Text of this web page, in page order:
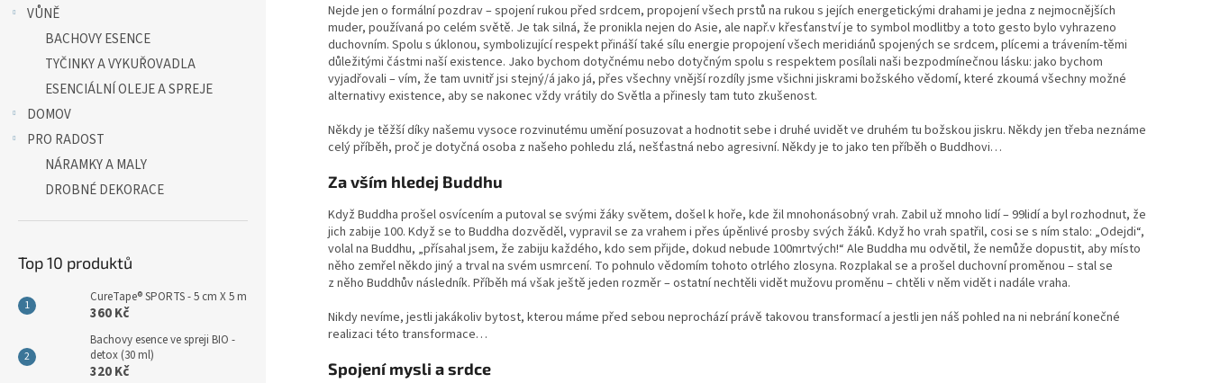
VŮNĚ
BACHOVY ESENCE
TYČINKY A VYKUŘOVADLA
ESENCIÁLNÍ OLEJE A SPREJE
DOMOV
PRO RADOST
NÁRAMKY A MALY
DROBNÉ DEKORACE
Top 10 produktů
CureTape® SPORTS - 5 cm X 5 m
360 Kč
Bachovy esence ve spreji BIO -
detox (30 ml)
320 Kč
Nejde jen o formální pozdrav – spojení rukou před srdcem, propojení všech prstů na rukou s jejích energetickými drahami je jedna z nejmocnějších
muder, používaná po celém světě. Je tak silná, že pronikla nejen do Asie, ale např.v křesťanství je to symbol modlitby a toto gesto bylo vyhrazeno
duchovním. Spolu s úklonou, symbolizující respekt přináší také sílu energie propojení všech meridiánů spojených se srdcem, plícemi a trávením-těmi
důležitými částmi naší existence. Jako bychom dotyčnému nebo dotyčným spolu s respektem posílali naši bezpodmínečnou lásku: jako bychom
vyjadřovali – vím, že tam uvnitř jsi stejný/á jako já, přes všechny vnější rozdíly jsme všichni jiskrami božského vědomí, které zkoumá všechny možné
alternativy existence, aby se nakonec vždy vrátily do Světla a přinesly tam tuto zkušenost.
Někdy je těžší díky našemu vysoce rozvinutému umění posuzovat a hodnotit sebe i druhé uvidět ve druhém tu božskou jiskru. Někdy jen třeba neznáme
celý příběh, proč je dotyčná osoba z našeho pohledu zlá, nešťastná nebo agresivní. Někdy je to jako ten příběh o Buddhovi…
Za vším hledej Buddhu
Když Buddha prošel osvícením a putoval se svými žáky světem, došel k hoře, kde žil mnohonásobný vrah. Zabil už mnoho lidí – 99lidí a byl rozhodnut, že
jich zabije 100. Když se to Buddha dozvěděl, vypravil se za vrahem i přes úpěnlivé prosby svých žáků. Když ho vrah spatřil, cosi se s ním stalo: „Odejdi“,
volal na Buddhu, „přísahal jsem, že zabiju každého, kdo sem přijde, dokud nebude 100mrtvých!“ Ale Buddha mu odvětil, že nemůže dopustit, aby místo
něho zemřel někdo jiný a trval na svém usmrcení. To pohnulo vědomím tohoto otrlého zlosyna. Rozplakal se a prošel duchovní proměnou – stal se
z něho Buddhův následník. Příběh má však ještě jeden rozměr – ostatní nechtěli vidět mužovu proměnu – chtěli v něm vidět i nadále vraha.
Nikdy nevíme, jestli jakákoliv bytost, kterou máme před sebou neprochází právě takovou transformací a jestli jen náš pohled na ni nebrání konečné
realizaci této transformace…
Spojení mysli a srdce